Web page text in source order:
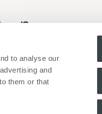
to analyse our
and
them or that
?
snel contact met je op.